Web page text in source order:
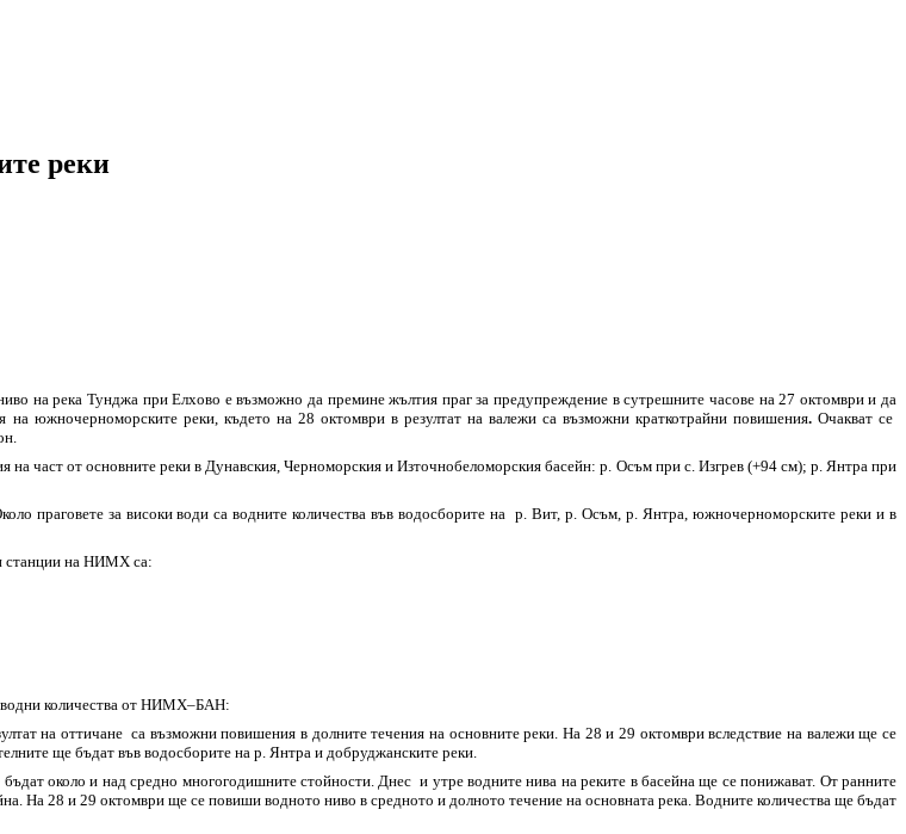
реки
река Тунджа при Елхово е възможно да премине жълтия праг за предупреждение в сутрешните часове на 27 октомври и да
южночерноморските реки, където на 28 октомври в резултат на валежи са възможни краткотрайни повишения. Очакват се
на част от основните реки в Дунавския, Черноморския и Източнобеломорския басейн: р. Осъм при с. Изгрев (+94 см); р. Янтра при
праговете за високи води са водните количества във водосборите на р. Вит, р. Осъм, р. Янтра, южночерноморските реки и в
станции на НИМХ са:
водни количества от НИМХ–БАН:
на оттичане са възможни повишения в долните течения на основните реки. На 28 и 29 октомври вследствие на валежи ще се
ще бъдат във водосборите на р. Янтра и добруджанските реки.
около и над средно многогодишните стойности. Днес и утре водните нива на реките в басейна ще се понижават. От ранните
На 28 и 29 октомври ще се повиши водното ниво в средното и долното течение на основната река. Водните количества ще бъдат